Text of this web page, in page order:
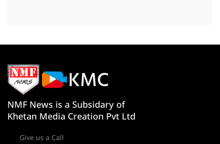
NMF News is a Subsidary of
Khetan Media Creation Pvt Ltd
Give us a Call